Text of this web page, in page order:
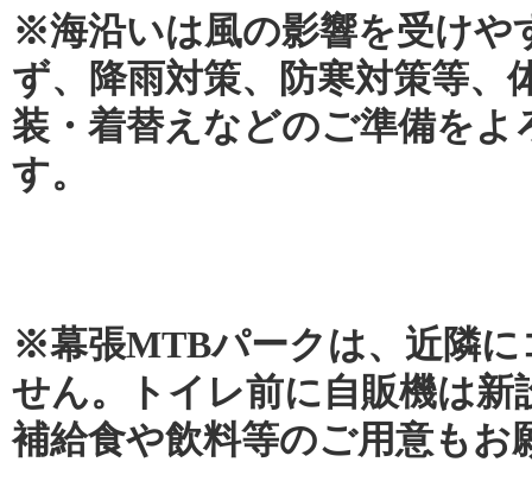
※海沿いは風の影響を受けや
ず、降雨対策、防寒対策等、
装・着替えなどのご準備をよ
す。
※幕張MTBパークは、近隣
せん。トイレ前に自販機は新
補給食や飲料等のご用意もお